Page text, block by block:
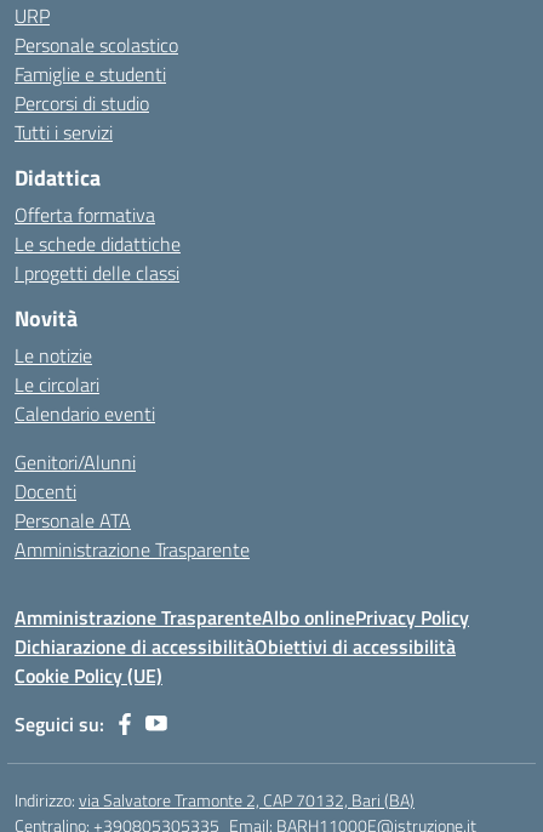
URP
Personale scolastico
Famiglie e studenti
Percorsi di studio
Tutti i servizi
Didattica
Offerta formativa
Le schede didattiche
I progetti delle classi
Novità
Le notizie
Le circolari
Calendario eventi
Genitori/Alunni
Docenti
Personale ATA
Amministrazione Trasparente
Amministrazione TrasparenteAlbo onlinePrivacy Policy
Dichiarazione di accessibilitàObiettivi di accessibilità
Cookie Policy (UE)
Seguici su:
Indirizzo:via Salvatore Tramonte 2, CAP 70132, Bari (BA)
Centralino:+390805305335 Email: BARH11000E@istruzione.it